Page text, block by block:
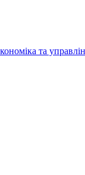
та